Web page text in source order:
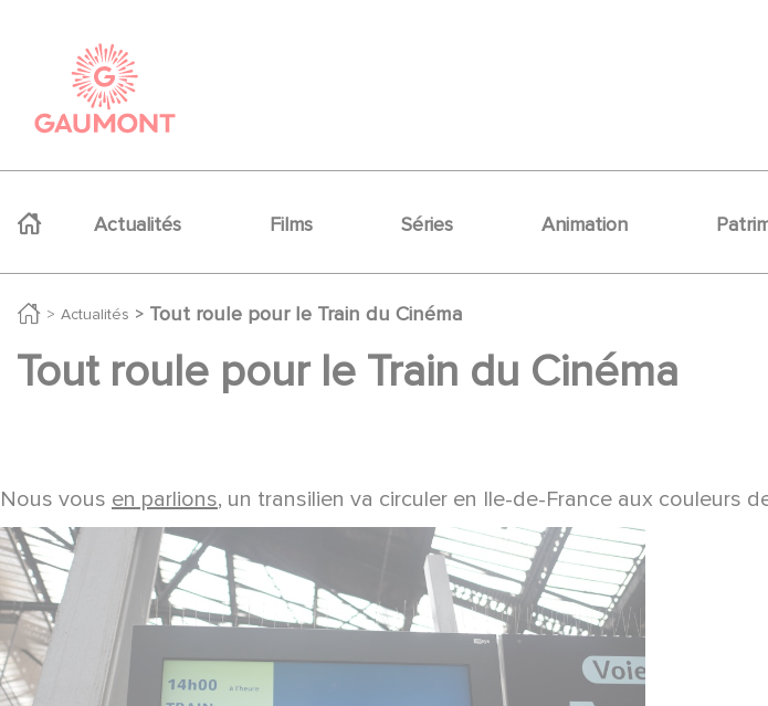
Actualités Films Séries Animation
Actualités Tout roule pour le Train du Cinéma
Tout roule pour le Train du Cinéma
Nous vous en parlions, un transilien va circuler en Ile-de-France aux couleurs